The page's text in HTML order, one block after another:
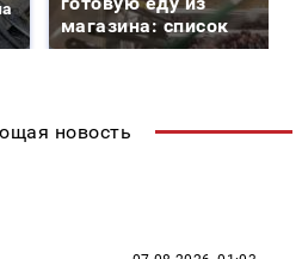
магазина: список
новость